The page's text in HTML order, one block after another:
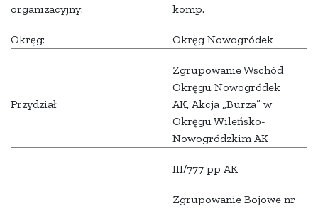
organizacyjny:
komp.
Okręg: Okręg Nowogródek
Przydział:
Zgrupowanie Wschód
Okręgu Nowogródek
AK, Akcja „Burza” w
Okręgu Wileńsko-
Nowogródzkim AK
III/777 pp AK
Zgrupowanie Bojowe nr